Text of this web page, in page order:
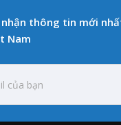
nhận thông tin mới
Nam